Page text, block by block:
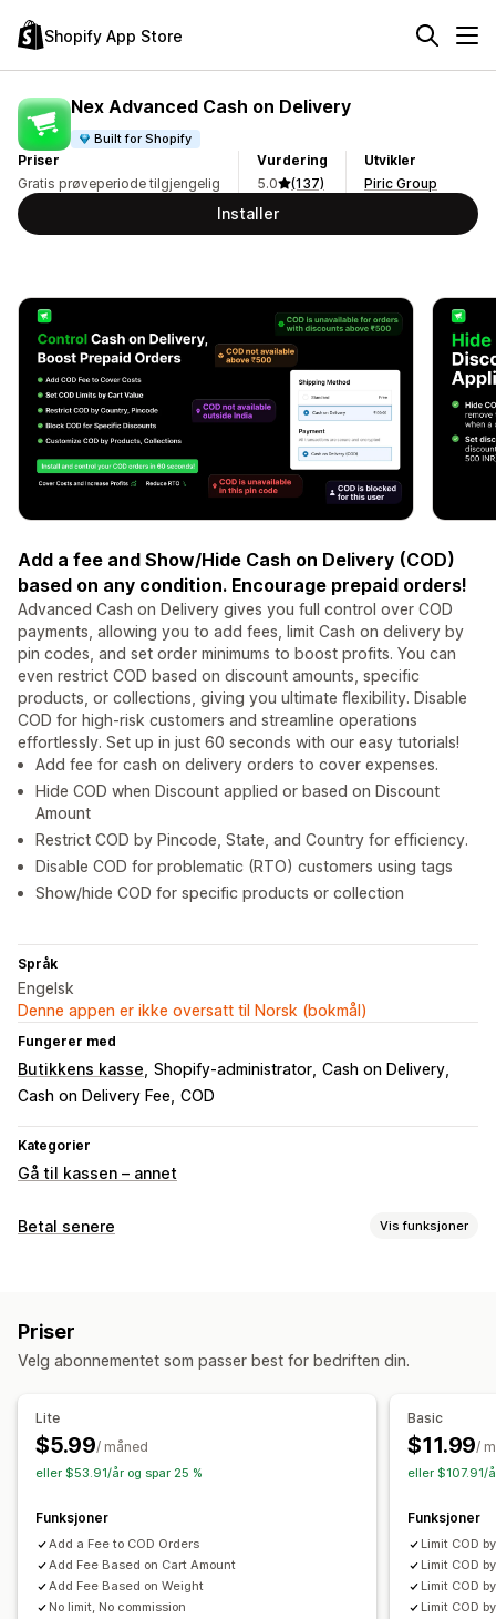
Shopify App Store
Nex Advanced Cash on Delivery
Built for Shopify
Priser
Gratis prøveperiode tilgjengelig
Vurdering
5.0
(137)
Utvikler
Piric Group
Installer
Add a fee and Show/Hide Cash on Delivery (COD)
based on any condition. Encourage prepaid orders!
Advanced Cash on Delivery gives you full control over COD
payments, allowing you to add fees, limit Cash on delivery by
pin codes, and set order minimums to boost profits. You can
even restrict COD based on discount amounts, specific
products, or collections, giving you ultimate flexibility. Disable
COD for high-risk customers and streamline operations
effortlessly. Set up in just 60 seconds with our easy tutorials!
Add fee for cash on delivery orders to cover expenses.
Hide COD when Discount applied or based on Discount
Amount
Restrict COD by Pincode, State, and Country for efficiency.
Disable COD for problematic (RTO) customers using tags
Show/hide COD for specific products or collection
Språk
Engelsk
Denne appen er ikke oversatt til Norsk (bokmål)
Fungerer med
Butikkens kasse Shopify-administrator Cash on Delivery
Cash on Delivery Fee COD
Kategorier
Gå til kassen – annet
Betal senere Vis funksjoner
Endre navn på betalingstyper
Svindelforebygging
Rabatter
Priser
Velg abonnementet som passer best for bedriften din.
Lite
$5.99/ måned
eller $53.91/år og spar 25 %
Funksjoner
Add a Fee to COD Orders
Add Fee Based on Cart Amount
Add Fee Based on Weight
No limit, No commission
Basic
$11.99/
eller $107.91/
Funksjoner
Limit COD
Limit COD
Limit COD
Limit COD